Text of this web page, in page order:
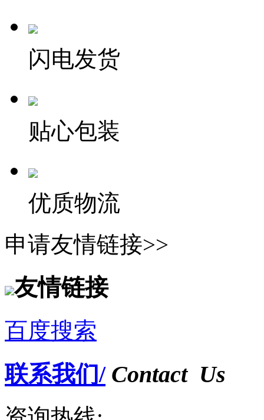
闪电发货
贴心包装
优质物流
申请友情链接>>
友情链接
百度搜索
联系我们/ Contact Us